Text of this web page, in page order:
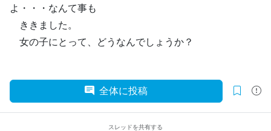
よ・・・なんて事も
ききました。
女の子にとって、どうなんでしょうか？
全体に投稿
スレッドを共有する